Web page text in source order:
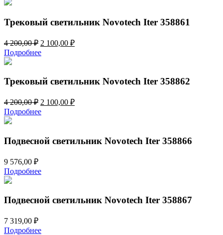
Трековый светильник Novotech Iter 358861
4 200,00₽ Первоначальная
цена
составляла
200,00 ₽.
2 100,00 ₽Текущая
Подробнее
Трековый светильник Novotech Iter 358862
4 200,00₽ Первоначальная
цена
составляла
200,00 ₽.
2 100,00 ₽Текущая
Подробнее
Подвесной светильник Novotech Iter 358866
9 576,00 ₽
Подробнее
Подвесной светильник Novotech Iter 358867
7 319,00 ₽
Подробнее